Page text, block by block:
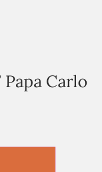
Carlo